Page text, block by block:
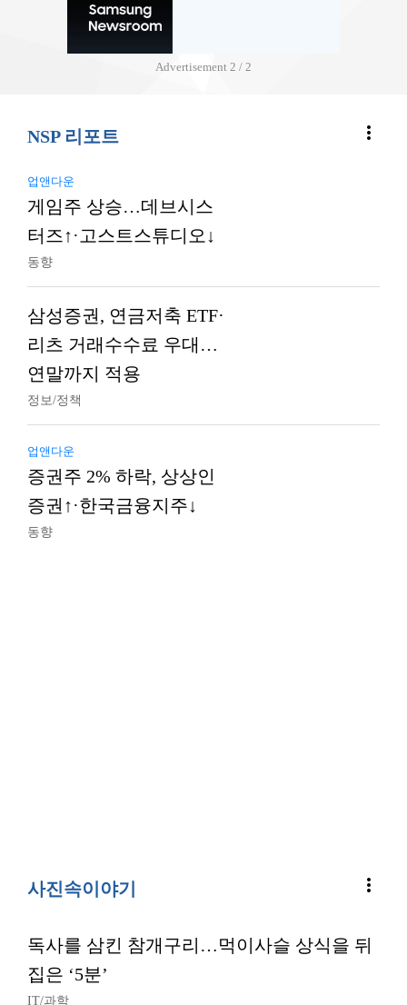
Advertisement 2 / 2
NSP 리포트 more_vert
업앤다운
게임주 상승…데브시스
터즈↑·고스트스튜디오↓
동향
삼성증권, 연금저축 ETF·
리츠 거래수수료 우대…
연말까지 적용
정보/정책
업앤다운
증권주 2% 하락, 상상인
증권↑·한국금융지주↓
동향
사진속이야기 more_vert
독사를 삼킨 참개구리…먹이사슬 상식을 뒤
집은 ‘5분’
IT/과학